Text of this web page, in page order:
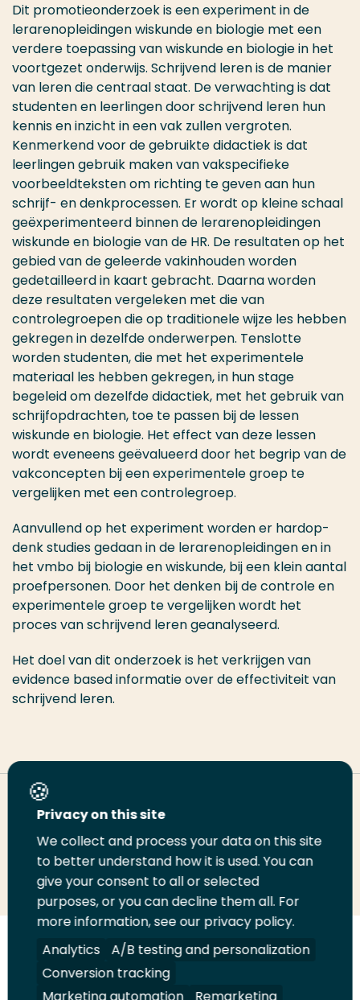
Dit promotieonderzoek is een experiment in de
lerarenopleidingen wiskunde en biologie met een
verdere toepassing van wiskunde en biologie in het
voortgezet onderwijs. Schrijvend leren is de manier
van leren die centraal staat. De verwachting is dat
studenten en leerlingen door schrijvend leren hun
kennis en inzicht in een vak zullen vergroten.
Kenmerkend voor de gebruikte didactiek is dat
leerlingen gebruik maken van vakspecifieke
voorbeeldteksten om richting te geven aan hun
schrijf- en denkprocessen. Er wordt op kleine schaal
geëxperimenteerd binnen de lerarenopleidingen
wiskunde en biologie van de HR. De resultaten op het
gebied van de geleerde vakinhouden worden
gedetailleerd in kaart gebracht. Daarna worden
deze resultaten vergeleken met die van
controlegroepen die op traditionele wijze les hebben
gekregen in dezelfde onderwerpen. Tenslotte
worden studenten, die met het experimentele
materiaal les hebben gekregen, in hun stage
begeleid om dezelfde didactiek, met het gebruik van
schrijfopdrachten, toe te passen bij de lessen
wiskunde en biologie. Het effect van deze lessen
wordt eveneens geëvalueerd door het begrip van de
vakconcepten bij een experimentele groep te
vergelijken met een controlegroep.
Aanvullend op het experiment worden er hardop-
denk studies gedaan in de lerarenopleidingen en in
het vmbo bij biologie en wiskunde, bij een klein aantal
proefpersonen. Door het denken bij de controle en
experimentele groep te vergelijken wordt het
proces van schrijvend leren geanalyseerd.
Het doel van dit onderzoek is het verkrijgen van
evidence based informatie over de effectiviteit van
schrijvend leren.
Deel deze pagina
Deel
LinkedIn
Deel
op
Twitter
Deel
op
Facebook
Email
deze
pagina
Print
deze
pagina
Volg
ons
op
Volg
ons
op
Volg
ons
op
Volg
ons
op
Juridisch Security A-Z Index Contact
Privacy on this site
We collect and process your data on this site
to better understand how it is used. You can
give your consent to all or selected
purposes, or you can decline them all. For
more information, see our privacy policy.
Analytics
A/B testing and personalization
Conversion tracking